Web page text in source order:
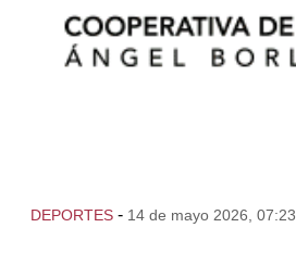
DEPORTES - 14 de mayo 2026, 07:23